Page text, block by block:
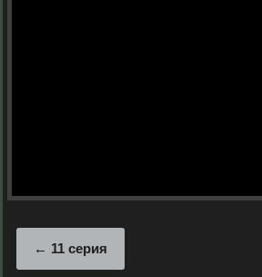
11 серия